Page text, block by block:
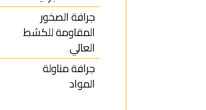
جرافة الصخور
المقاومة للكشط
العالي
جرافة مناولة
المواد